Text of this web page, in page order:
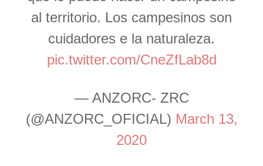
al territorio. Los campesinos son
cuidadores e la naturaleza.
pic.twitter.com/CneZfLab8d
— ANZORC- ZRC
(@ANZORC_OFICIAL) March 13,
2020